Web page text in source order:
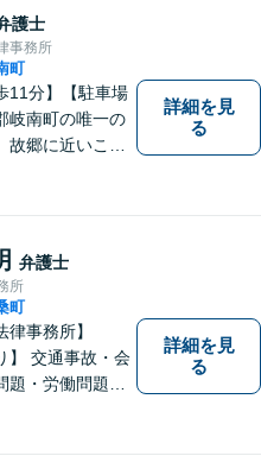
護士
事務所
町
11分】【駐車場
岐南町の唯一の
故郷に近いこの
ます。依頼者と
垣根を超えて、
ーとして貢献し
勤務経験あり】
詳細を見
る
弁護士
所
町
律事務所】
】 交通事故・会
題・労働問題・
詳細を見
る